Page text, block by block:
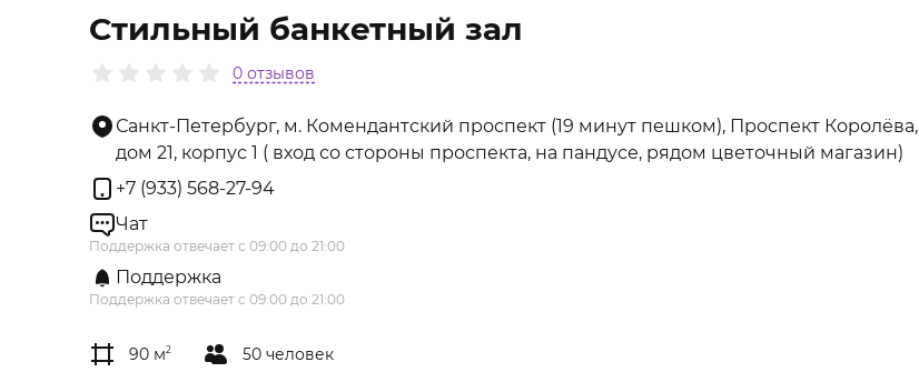
Стильный банкетный зал
0 отзывов
Санкт-Петербург, м. Комендантский проспект (19 минут пешком), Проспект Королёва,
дом 21, корпус 1 ( вход со стороны проспекта, на пандусе, рядом цветочный магазин)
+7 (933) 568-27-94
Чат
Поддержка отвечает с 09:00 до 21:00
Поддержка
Поддержка отвечает с 09:00 до 21:00
90 м2 50 человек